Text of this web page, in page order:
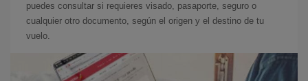
puedes consultar si requieres visado, pasaporte, seguro o
cualquier otro documento, según el origen y el destino de tu
vuelo.